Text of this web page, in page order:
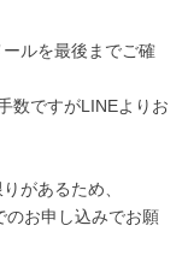
ルを最後までご確
数ですがLINEよりお
があるため、
のお申し込みでお願